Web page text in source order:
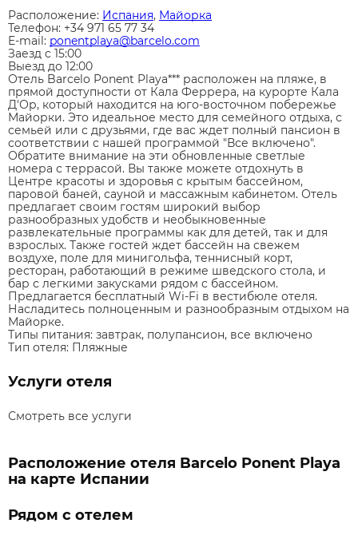
Расположение: Испания, Майорка
Телефон: +34 971 65 77 34
E-mail: ponentplaya@barcelo.com
Заезд c 15:00
Выезд до 12:00
Отель Barcelo Ponent Playa*** расположен на пляже, в
прямой доступности от Кала Феррера, на курорте Кала
Д'Ор, который находится на юго-восточном побережье
Майорки. Это идеальное место для семейного отдыха, с
семьей или с друзьями, где вас ждет полный пансион в
соответствии с нашей программой "Все включено".
Обратите внимание на эти обновленные светлые
номера с террасой. Вы также можете отдохнуть в
Центре красоты и здоровья с крытым бассейном,
паровой баней, сауной и массажным кабинетом. Отель
предлагает своим гостям широкий выбор
разнообразных удобств и необыкновенные
развлекательные программы как для детей, так и для
взрослых. Также гостей ждет бассейн на свежем
воздухе, поле для минигольфа, теннисный корт,
ресторан, работающий в режиме шведского стола, и
бар с легкими закусками рядом с бассейном.
Предлагается бесплатный Wi-Fi в вестибюле отеля.
Насладитесь полноценным и разнообразным отдыхом на
Майорке.
Типы питания: завтрак, полупансион, все включено
Тип отеля: Пляжные
Услуги отеля
Смотреть все услуги
Расположение отеля Barcelo Ponent Playa
на карте Испании
Рядом с отелем